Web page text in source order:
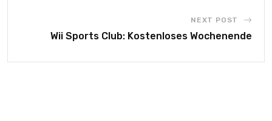
NEXT POST
Wii Sports Club: Kostenloses Wochenende